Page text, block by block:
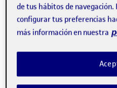
Publicado porPractica 1 /
Publicado por
Maria Paula González
Fecha de publicación
25
grafica de mi maqueta,
Actividad seleccionada: Compra
en la compra del tiquete del tren
de tus hábitos de navegación.
configurar tus preferencias
más información en nuestra